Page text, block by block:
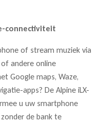
connectiviteit
of stream muziek via
andere online
Google maps, Waze,
apps? De Alpine iLX-
u uw smartphone
de bank te